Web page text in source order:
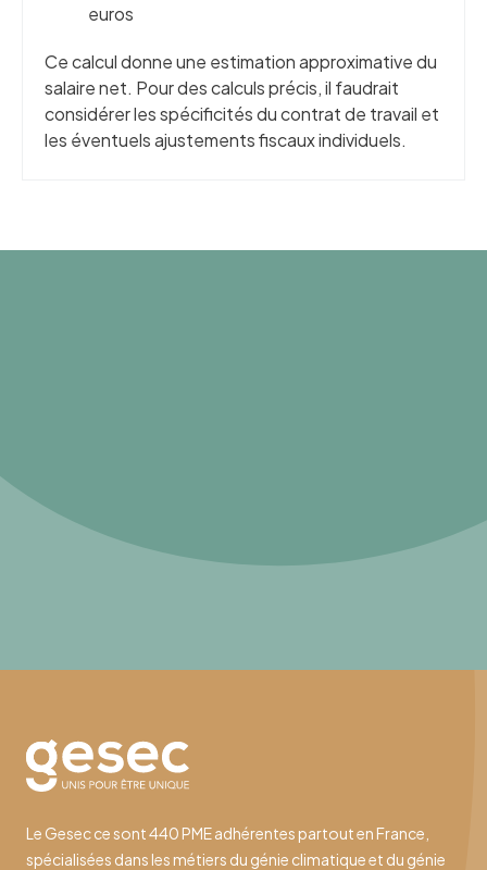
euros
Ce calcul donne une estimation approximative du
salaire net. Pour des calculs précis, il faudrait
considérer les spécificités du contrat de travail et
les éventuels ajustements fiscaux individuels.
Le Gesec ce sont 440 PME adhérentes partout en France,
spécialisées dans les métiers du génie climatique et du génie